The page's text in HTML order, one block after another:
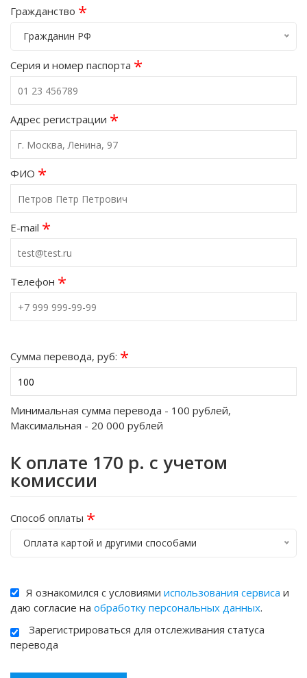
Гражданство *
Гражданин РФ
Серия и номер паспорта *
Адрес регистрации *
ФИО *
E-mail *
Телефон *
Сумма перевода, руб: *
Минимальная сумма перевода - 100 рублей,
Максимальная - 20 000 рублей
К оплате 170 р. с учетом
комиссии
Способ оплаты *
Оплата картой и другими способами
Я ознакомился с условиями использования сервиса и
даю согласие на обработку персональных данных.
Зарегистрироваться для отслеживания статуса
перевода